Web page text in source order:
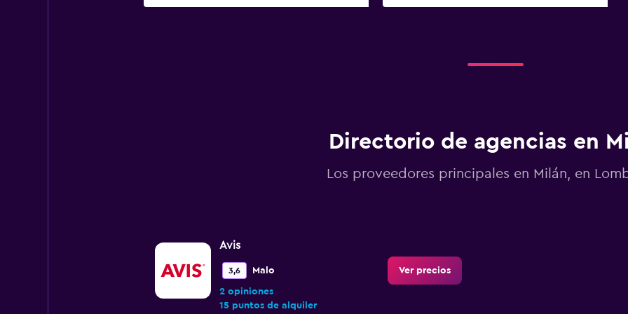
Directorio de agencias en
Los proveedores principales en Milán, en
Avis
3,6 Malo
2 opiniones
15 puntos de alquiler
Ver precios